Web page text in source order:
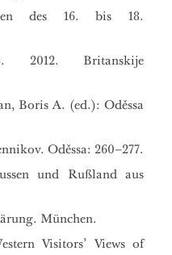
des 16. bis 18.
2012. Britanskije
Boris A. (ed.): Oděssa
Oděssa: 260–277.
und Rußland aus
München.
Visitors’ Views of